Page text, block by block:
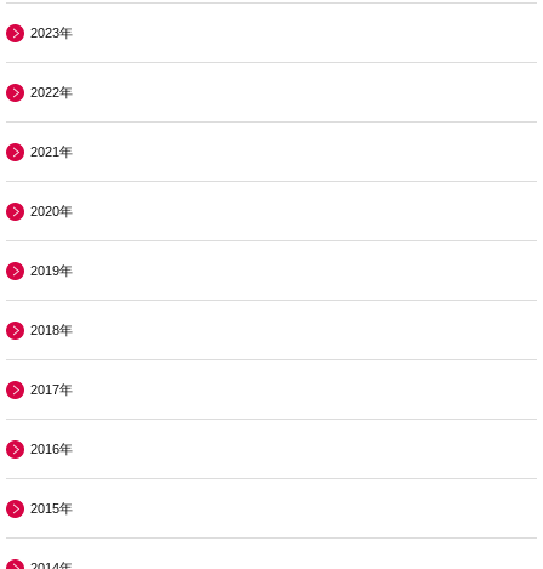
2023年
2022年
2021年
2020年
2019年
2018年
2017年
2016年
2015年